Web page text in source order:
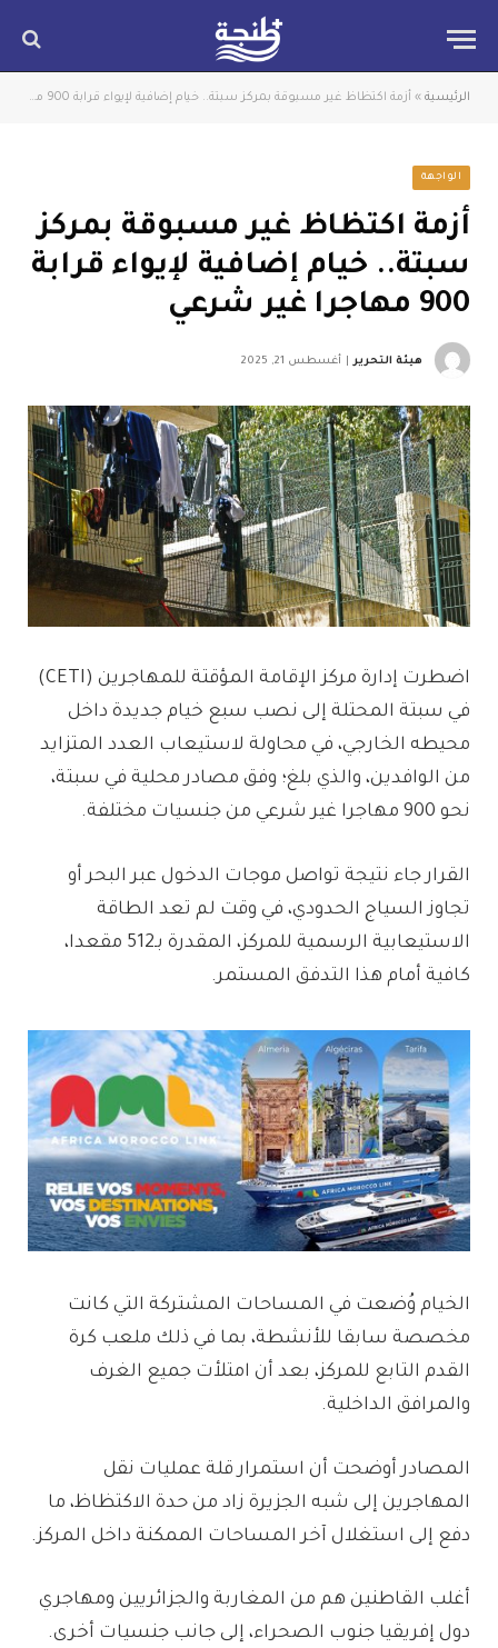
الرئيسية » أزمة اكتظاظ غير مسبوقة بمركز سبتة.. خيام إضافية لإيواء قرابة 900 مهاجرا غير شرعي
الواجهة
أزمة اكتظاظ غير مسبوقة بمركز
سبتة.. خيام إضافية لإيواء قرابة
900 مهاجرا غير شرعي
هيئة التحرير أغسطس 21, 2025
اضطرت إدارة مركز الإقامة المؤقتة للمهاجرين (CETI)
في سبتة المحتلة إلى نصب سبع خيام جديدة داخل
محيطه الخارجي، في محاولة لاستيعاب العدد المتزايد
من الوافدين، والذي بلغ؛ وفق مصادر محلية في سبتة،
نحو 900 مهاجرا غير شرعي من جنسيات مختلفة.
القرار جاء نتيجة تواصل موجات الدخول عبر البحر أو
تجاوز السياج الحدودي، في وقت لم تعد الطاقة
الاستيعابية الرسمية للمركز، المقدرة بـ512 مقعدا،
كافية أمام هذا التدفق المستمر.
الخيام وُضعت في المساحات المشتركة التي كانت
مخصصة سابقا للأنشطة، بما في ذلك ملعب كرة
القدم التابع للمركز، بعد أن امتلأت جميع الغرف
والمرافق الداخلية.
المصادر أوضحت أن استمرار قلة عمليات نقل
المهاجرين إلى شبه الجزيرة زاد من حدة الاكتظاظ، ما
دفع إلى استغلال آخر المساحات الممكنة داخل المركز.
أغلب القاطنين هم من المغاربة والجزائريين ومهاجري
دول إفريقيا جنوب الصحراء، إلى جانب جنسيات أخرى.